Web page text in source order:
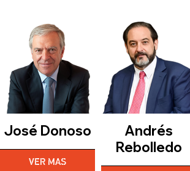
José Donoso
VER MAS
Andrés
Rebolledo